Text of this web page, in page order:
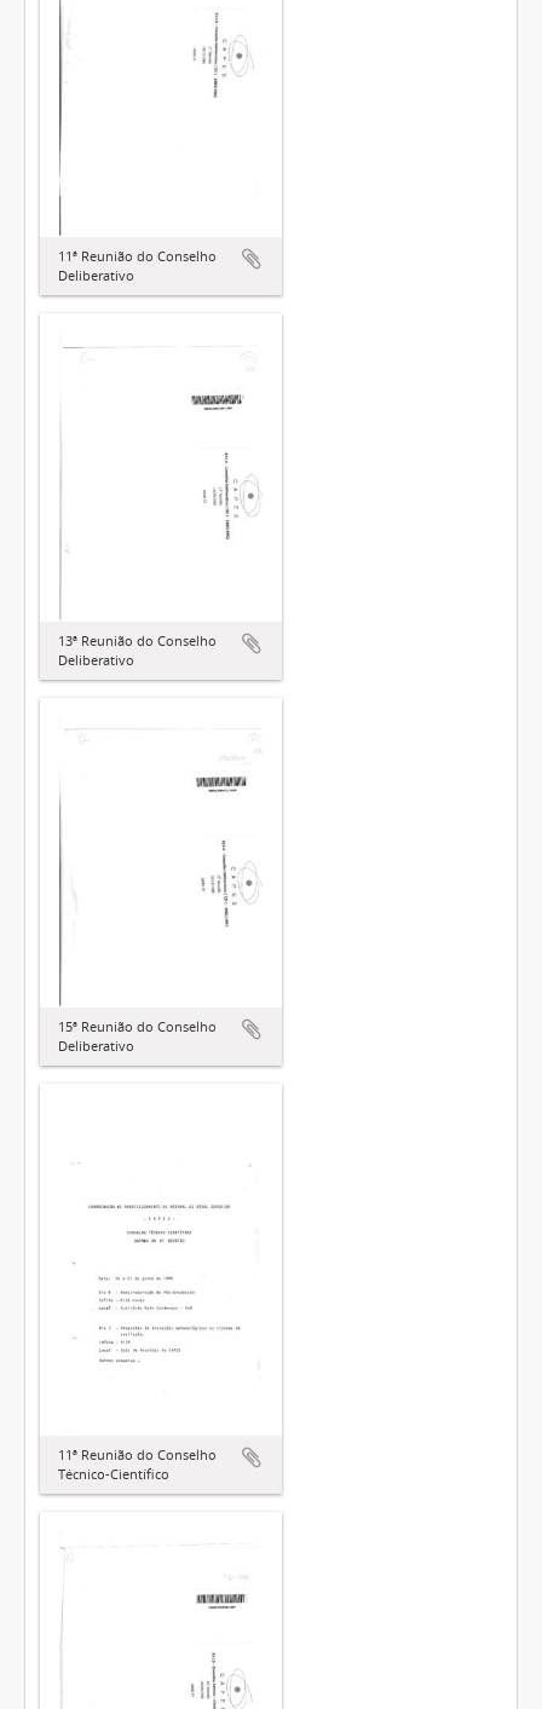
11ª Reunião do Conselho
Deliberativo
13ª Reunião do Conselho
Deliberativo
15ª Reunião do Conselho
Deliberativo
11ª Reunião do Conselho
Técnico-Científico